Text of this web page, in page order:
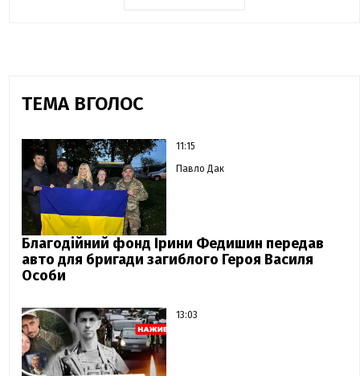
ТЕМА ВГОЛОС
11:15
Павло Дак
Благодійний фонд Ірини Федишин передав
авто для бригади загиблого Героя Василя
Особи
13:03